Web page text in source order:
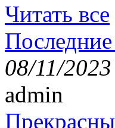
Читать все
08/11/2023
admin